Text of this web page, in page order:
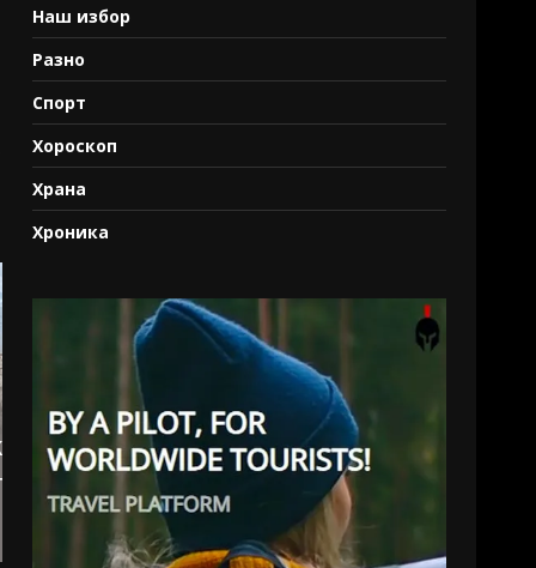
Наш избор
Разно
Спорт
Хороскоп
Храна
Хроника